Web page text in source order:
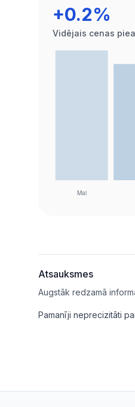
+0.2%
Vidējais cenas
Atsauksmes
Augstāk redzamā
Pamanīji neprecizitāti